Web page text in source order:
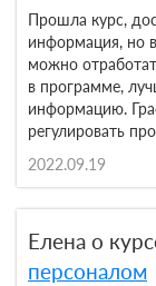
Прошла курс,
информация, но
можно
в программе,
информацию.
регулировать
2022.09.19
Елена о
персоналом